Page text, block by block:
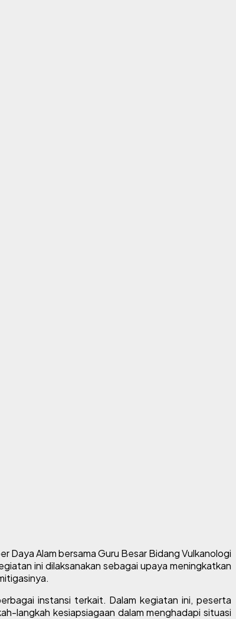
Daya Alam bersama Guru Besar Bidang Vulkanologi
ini dilaksanakan sebagai upaya meningkatkan
instansi terkait. Dalam kegiatan ini, peserta
langkah kesiapsiagaan dalam menghadapi situasi